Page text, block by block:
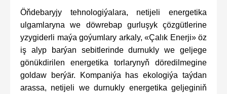
Öňdebaryjy tehnologiýalara, netijeli energetika
ulgamlaryna we döwrebap gurluşyk çözgütlerine
yzygiderli maýa goýumlary arkaly, «Çalık Enerji» öz
iş alyp barýan sebitlerinde durnukly we geljege
gönükdirilen energetika torlarynyň döredilmegine
goldaw berýär. Kompaniýa has ekologiýa taýdan
arassa, netijeli we durnukly energetika geljeginiň